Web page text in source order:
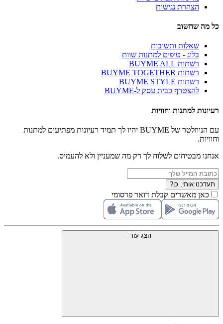
הצהרת נגישות
כל מה שחשוב
שאלות ותשובות
בלוג - טיפים למתנות שוות
רשתות BUYME ALL
רשתות BUYME TOGETHER
רשתות BUYME STYLE
להצטרף כבית עסק ל-BUYME
רעיונות למתנות וחוויות
עם הניוזלטר של BUYME יהיו לך תמיד רעיונות מפתיעים למתנות
וחוויות.
אנחנו מבטיחים לשלוח לך רק מה שמעניין ולא להעמיס.
תעדכנו אותי, כן?
כאן מאשרים קבלת דואר פרסומי
הצג עוד